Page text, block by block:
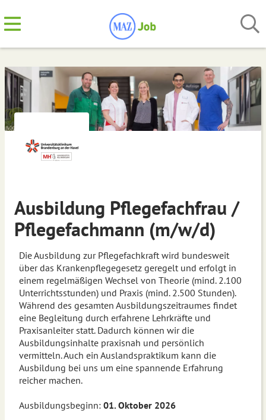
Ausbildung Pflegefachfrau /
Pflegefachmann (m/w/d)
Die Ausbildung zur Pflegefachkraft wird bundesweit
über das Krankenpflegegesetz geregelt und erfolgt in
einem regelmäßigen Wechsel von Theorie (mind. 2.100
Unterrichtsstunden) und Praxis (mind. 2.500 Stunden).
Während des gesamten Ausbildungszeitraumes findet
eine Begleitung durch erfahrene Lehrkräfte und
Praxisanleiter statt. Dadurch können wir die
Ausbildungsinhalte praxisnah und persönlich
vermitteln. Auch ein Auslandspraktikum kann die
Ausbildung bei uns um eine spannende Erfahrung
reicher machen.
Ausbildungsbeginn: 01. Oktober 2026